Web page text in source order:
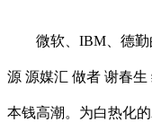
微软、IBM、德勤
源 源媒汇 做者 谢春
本钱高潮。为白热化